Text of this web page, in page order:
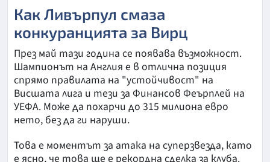
Как Ливърпул смаза
конкуранцията за Вирц
През май тази година се появава възможност.
Шампионът на Англия е в отлична позиция
спрямо правилата на "устойчивост" на
Висшата лига и тези за Финансов Феърплей на
УЕФА. Може да похарчи до 315 милиона евро
нето, без да ги наруши.
Това е моментът за атака на суперзвезда, като
е ясно, че това ще е рекордна сделка за клуба.